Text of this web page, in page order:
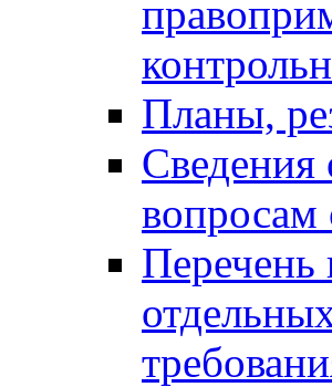
Планы,
Сведения
вопросам
Перечень